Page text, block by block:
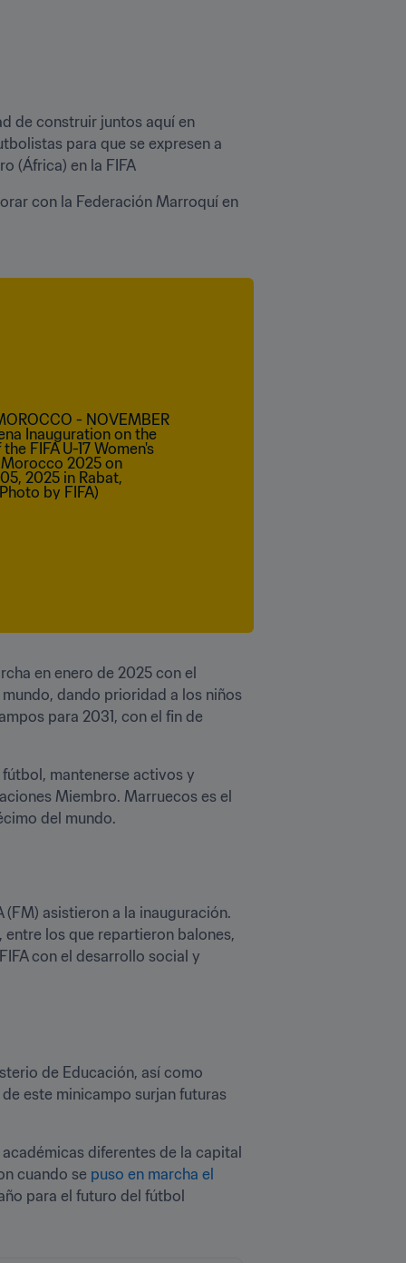
de construir juntos aquí en
para que se expresen a
(África) en la FIFA
con la Federación Marroquí en
en enero de 2025 con el
dando prioridad a los niños
para 2031, con el fin de
mantenerse activos y
Miembro. Marruecos es el
del mundo.
(FM) asistieron a la inauguración.
los que repartieron balones,
con el desarrollo social y
de Educación, así como
este minicampo surjan futuras
diferentes de la capital
cuando se puso en marcha el
para el futuro del fútbol